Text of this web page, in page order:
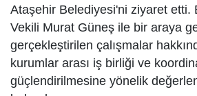
Ataşehir Belediyesi'ni ziyaret etti.
Vekili Murat Güneş ile bir araya
gerçekleştirilen çalışmalar
kurumlar arası iş birliği ve
güçlendirilmesine yönelik